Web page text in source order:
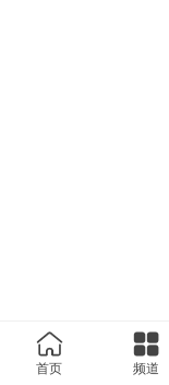
首页 频道